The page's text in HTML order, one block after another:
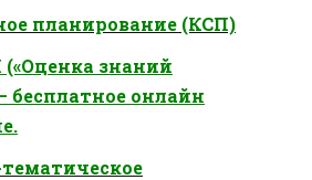
планирование (КСП)
знаний
бесплатное онлайн